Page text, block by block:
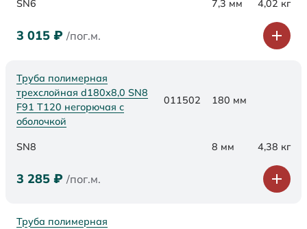
SN6 7,3 мм 4,02 кг
3 015 ₽ /пог.м.
Труба полимерная
трехслойная d180х8,0 SN8
F91 Т120 негорючая с
оболочкой
011502 180 мм
SN8 8 мм 4,38 кг
3 285 ₽ /пог.м.
Труба полимерная